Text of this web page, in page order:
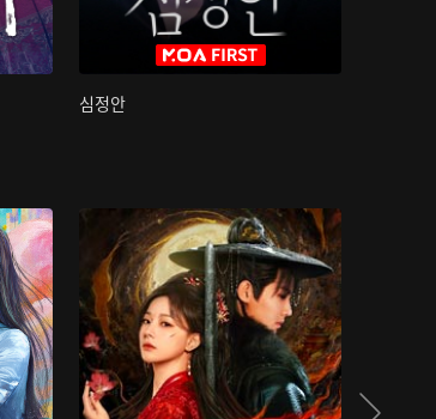
심정안